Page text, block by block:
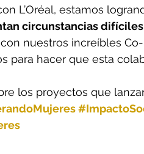
L’Oréal, estamos
circunstancias difíciles
nuestros increíbles
para hacer que esta
los proyectos que